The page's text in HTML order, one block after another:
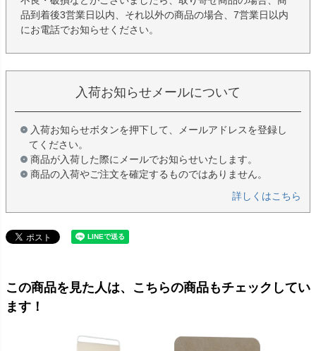
品到着後3営業日以内、それ以外の商品の場合、7営業日以内
にお電話でお知らせください。
入荷お知らせメールについて
入荷お知らせボタンを押下して、メールアドレスを登録し
てください。
商品が入荷した際にメールでお知らせいたします。
商品の入荷やご注文を確定するものではありません。
詳しくはこちら
この商品を見た人は、こちらの商品もチェックしてい
ます！